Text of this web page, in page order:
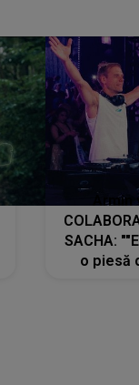
SACHA:
o piesă